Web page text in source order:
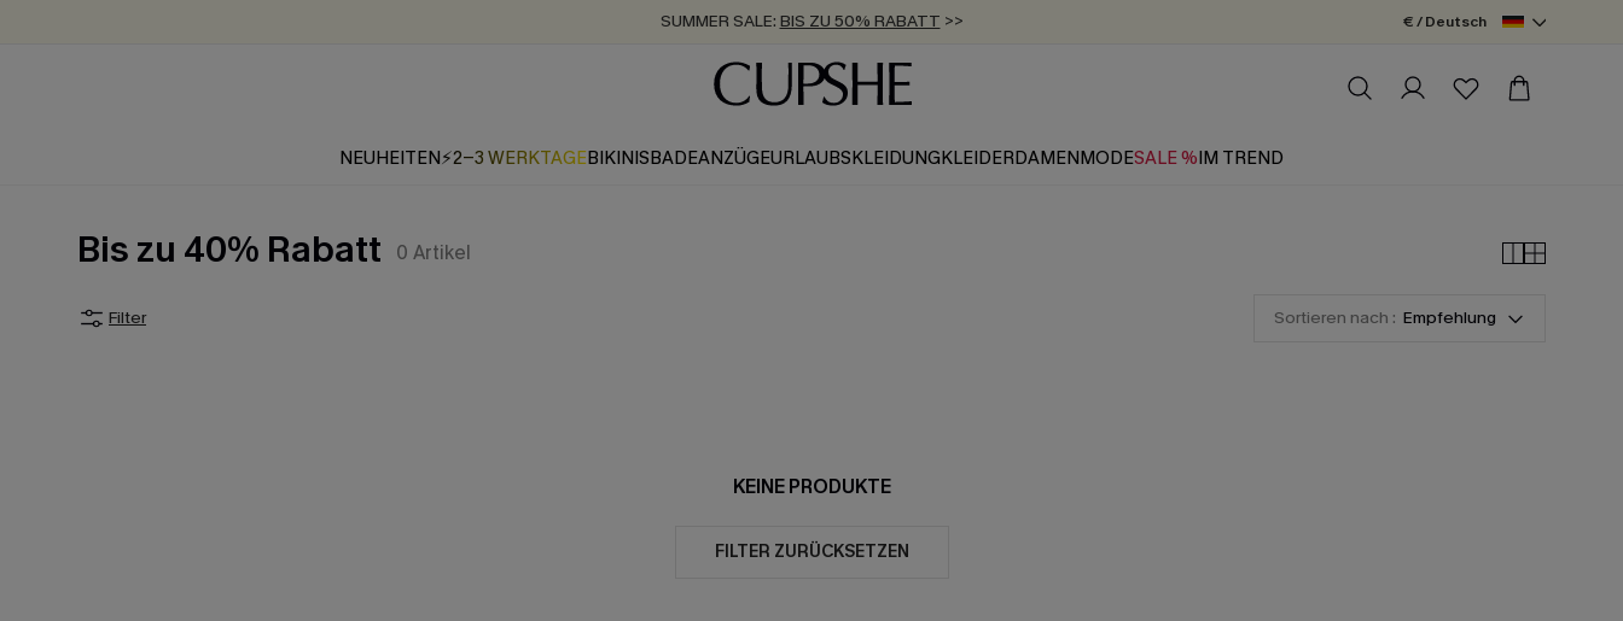
SUMMER SALE: BIS ZU 50% RABATT >>
ZUM NEWSLETTER:BIS ZU -20% EXTRA ERHALTEN
KOSTENLOSER VERSAND AB 89 €
€ / Deutsch
NEUHEITEN⚡2-3 WERKTAGEBIKINISBADEANZÜGEURLAUBSKLEIDUNGKLEIDERDAMENMODESALE %IM TREND
Bis zu 40% Rabatt 0 Artikel
Filter Sortieren nach : Empfehlung
KEINE PRODUKTE
FILTER ZURÜCKSETZEN